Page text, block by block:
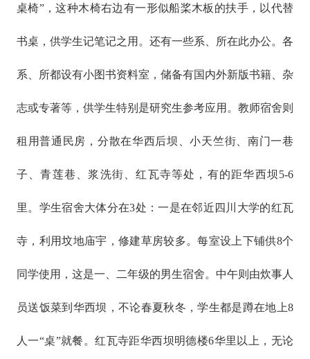
桌椅”，这种木椅右边有一形似船桨木板的扶手，以代替
书桌，供学生记笔记之用。还有一些系、所在此办公。各
系、所都设有小图书资料室，储备有国内外新版书籍、杂
志或专著等，供学生特别是研究生参考应用。教师宿舍则
租用普通民房，分散在华西后坝、小天竺街、南门一巷
子、青莲巷、浆洗街、红瓦寺等处，有的距华西坝5-6
里。学生宿舍大体分在3处：一是在邻近四川大学的红瓦
寺，利用坟地庙宇，修建草房较多。每室设上下铺供8个
同学使用，这是一、二年级的男生宿舍。中午则由炊事人
员送饭菜到华西坝，不论春夏秋冬，学生都是蹲在地上8
人一“桌”就餐。红瓦寺距华西坝明德楼6华里以上，无论